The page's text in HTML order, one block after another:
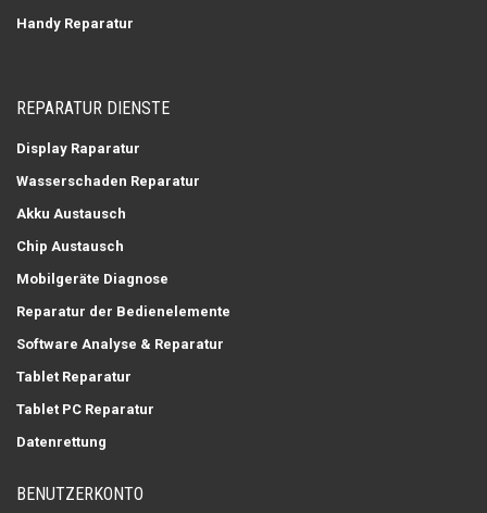
Handy Reparatur
REPARATUR DIENSTE
Display Raparatur
Wasserschaden Reparatur
Akku Austausch
Chip Austausch
Mobilgeräte Diagnose
Reparatur der Bedienelemente
Software Analyse & Reparatur
Tablet Reparatur
Tablet PC Reparatur
Datenrettung
BENUTZERKONTO